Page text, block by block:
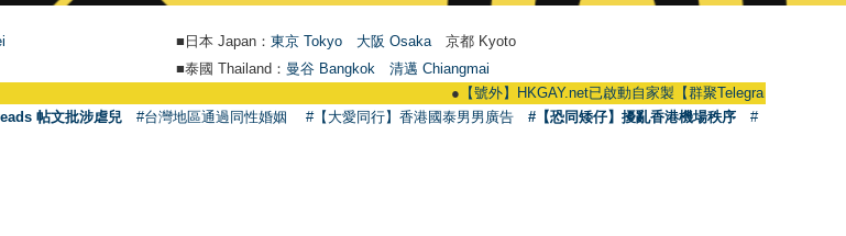
■日本 Japan： 東京 Tokyo 大阪 Osaka 京都 Kyoto
■泰國 Thailand： 曼谷 Bangkok
清邁 Chiangmai
【號外】HKGAY.net已啟動自家製【群聚Telegram群組】
帖文批涉虐兒 #台灣地區通過同性婚姻 #【大愛同行】香港國泰男男廣告 #【恐同矮仔】擾亂香港機場秩序
#